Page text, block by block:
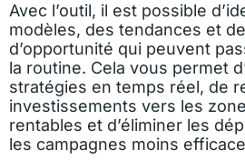
Avec l’outil, il est possible
modèles, des tendances et
d’opportunité qui peuvent
la routine. Cela vous permet
stratégies en temps réel, de
investissements vers les
rentables et d’éliminer les
les campagnes moins